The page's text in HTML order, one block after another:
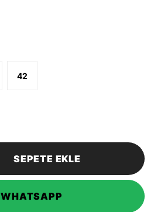
42
SEPETE EKLE
WHATSAPP